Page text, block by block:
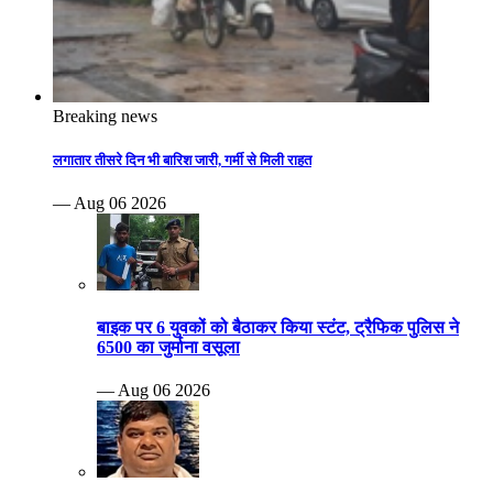
Breaking news
लगातार तीसरे दिन भी बारिश जारी, गर्मी से मिली राहत
— Aug 06 2026
बाइक पर 6 युवकों को बैठाकर किया स्टंट, ट्रैफिक पुलिस ने
6500 का जुर्माना वसूला
— Aug 06 2026